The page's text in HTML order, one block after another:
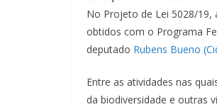
No Projeto de Lei 5028/19,
obtidos com o Programa
deputado Rubens Bueno
Entre as atividades nas
da biodiversidade e outras